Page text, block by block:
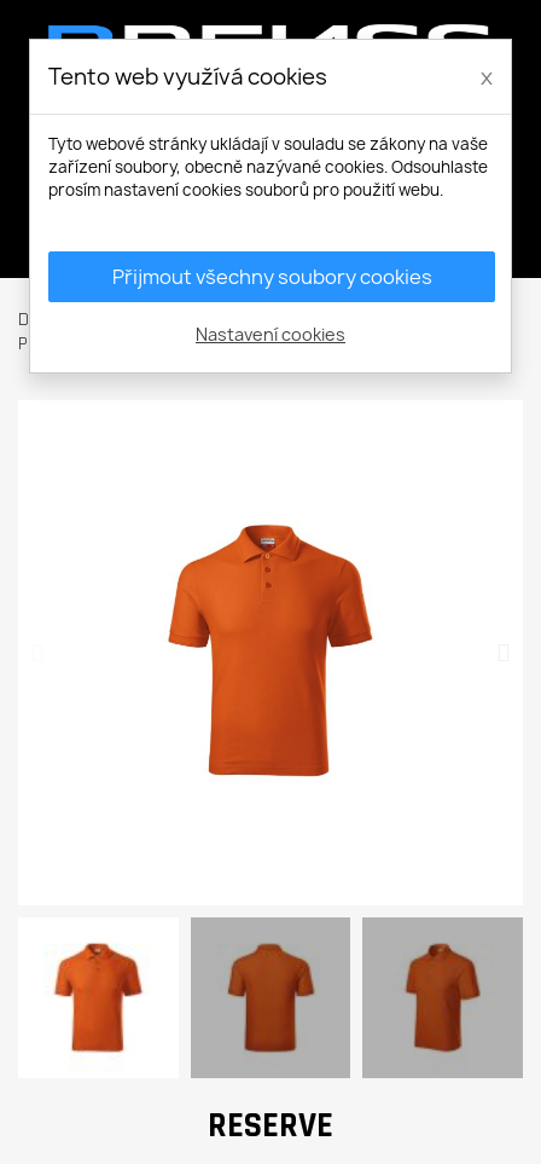
Domů
Polokošile
RESERVE
Tento web využívá cookies x
Tyto webové stránky ukládají v souladu se zákony na vaše
zařízení soubory, obecně nazývané cookies. Odsouhlaste
prosím nastavení cookies souborů pro použití webu.
Přijmout všechny soubory cookies
Nastavení cookies